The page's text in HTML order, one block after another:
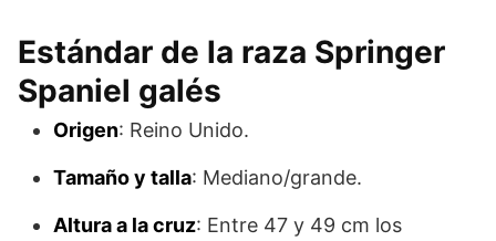
Estándar de la raza Springer
Spaniel galés
Origen: Reino Unido.
Tamaño y talla: Mediano/grande.
Altura a la cruz: Entre 47 y 49 cm los